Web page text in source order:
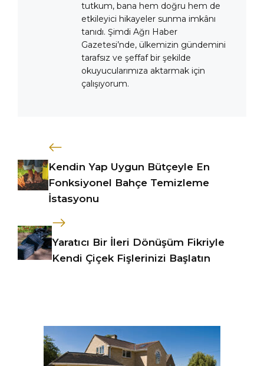
tutkum, bana hem doğru hem de
etkileyici hikayeler sunma imkânı
tanıdı. Şimdi Ağrı Haber
Gazetesi’nde, ülkemizin gündemini
tarafsız ve şeffaf bir şekilde
okuyucularımıza aktarmak için
çalışıyorum.
Kendin Yap Uygun Bütçeyle En
Fonksiyonel Bahçe Temizleme
İstasyonu
Yaratıcı Bir İleri Dönüşüm Fikriyle
Kendi Çiçek Fişlerinizi Başlatın